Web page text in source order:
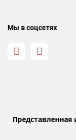
Мы в соцсетях